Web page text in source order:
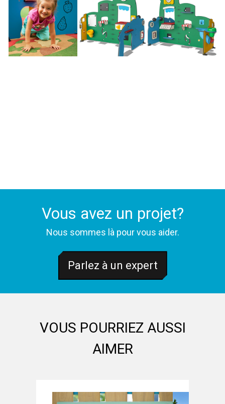
Vous avez un projet?
Nous sommes là pour vous aider.
Parlez à un expert
VOUS POURRIEZ AUSSI
AIMER